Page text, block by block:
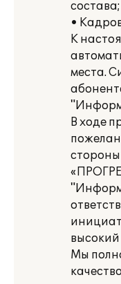
состава;
•
К
места.
В ходе
высокий
Мы